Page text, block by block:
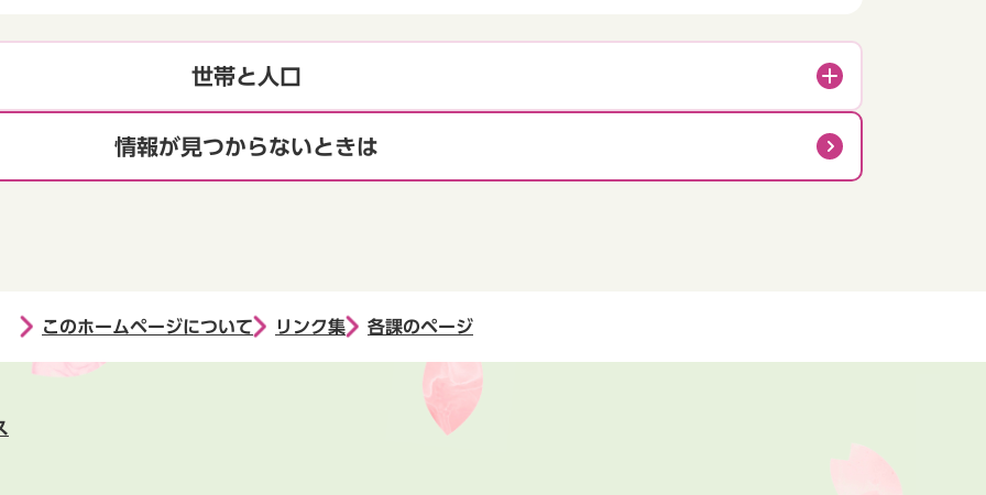
世帯と人口
情報が見つからないときは
このホームページについて リンク集 各課のページ